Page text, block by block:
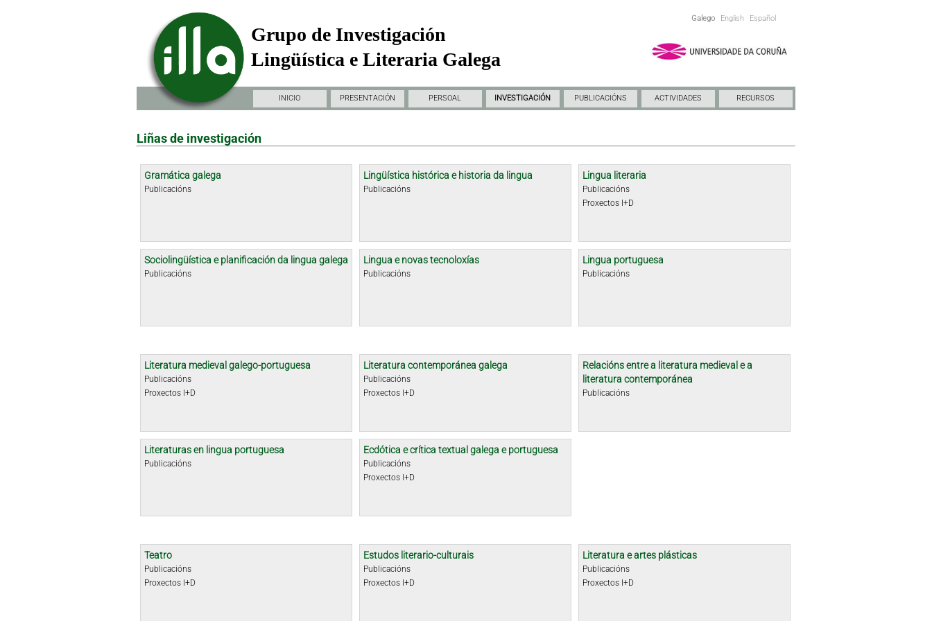
Galego English Español
Grupo de Investigación
Lingüística e Literaria Galega
INICIO PRESENTACIÓN PERSOAL INVESTIGACIÓN PUBLICACIÓNS ACTIVIDADES RECURSOS
Liñas de investigación
Gramática galega
Publicacións
Lingüística histórica e historia da lingua
Publicacións
Lingua literaria
Publicacións
Proxectos I+D
Sociolingüística e planificación da lingua galega
Publicacións
Lingua e novas tecnoloxías
Publicacións
Lingua portuguesa
Publicacións
Literatura medieval galego-portuguesa
Publicacións
Proxectos I+D
Literatura contemporánea galega
Publicacións
Proxectos I+D
Relacións entre a literatura medieval e a
literatura contemporánea
Publicacións
Literaturas en lingua portuguesa
Publicacións
Ecdótica e crítica textual galega e portuguesa
Publicacións
Proxectos I+D
Teatro
Publicacións
Proxectos I+D
Estudos literario-culturais
Publicacións
Proxectos I+D
Literatura e artes plásticas
Publicacións
Proxectos I+D